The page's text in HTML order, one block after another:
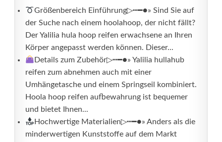
Größenbereich Einführung▷┅━●» Sind Sie auf
der Suche nach einem hoolahoop, der nicht fällt?
Der Yalilia hula hoop reifen erwachsene an Ihren
Körper angepasst werden können. Dieser...
Details zum Zubehör▷┅━●» Yalilia hullahub
reifen zum abnehmen auch mit einer
Umhängetasche und einem Springseil kombiniert.
Hoola hoop reifen aufbewahrung ist bequemer
und bietet Ihnen...
Hochwertige Materialien▷┅━●» Anders als die
minderwertigen Kunststoffe auf dem Markt